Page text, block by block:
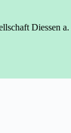
Diessen